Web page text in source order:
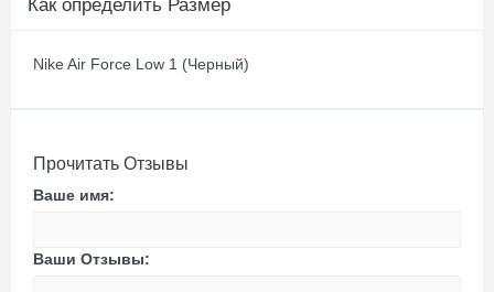
Как определить Размер
Nike Air Force Low 1 (Черный)
Прочитать Отзывы
Ваше имя:
Ваши Отзывы: